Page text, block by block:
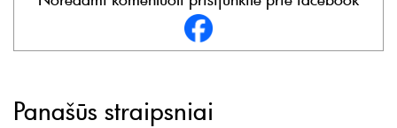
Panašūs straipsniai